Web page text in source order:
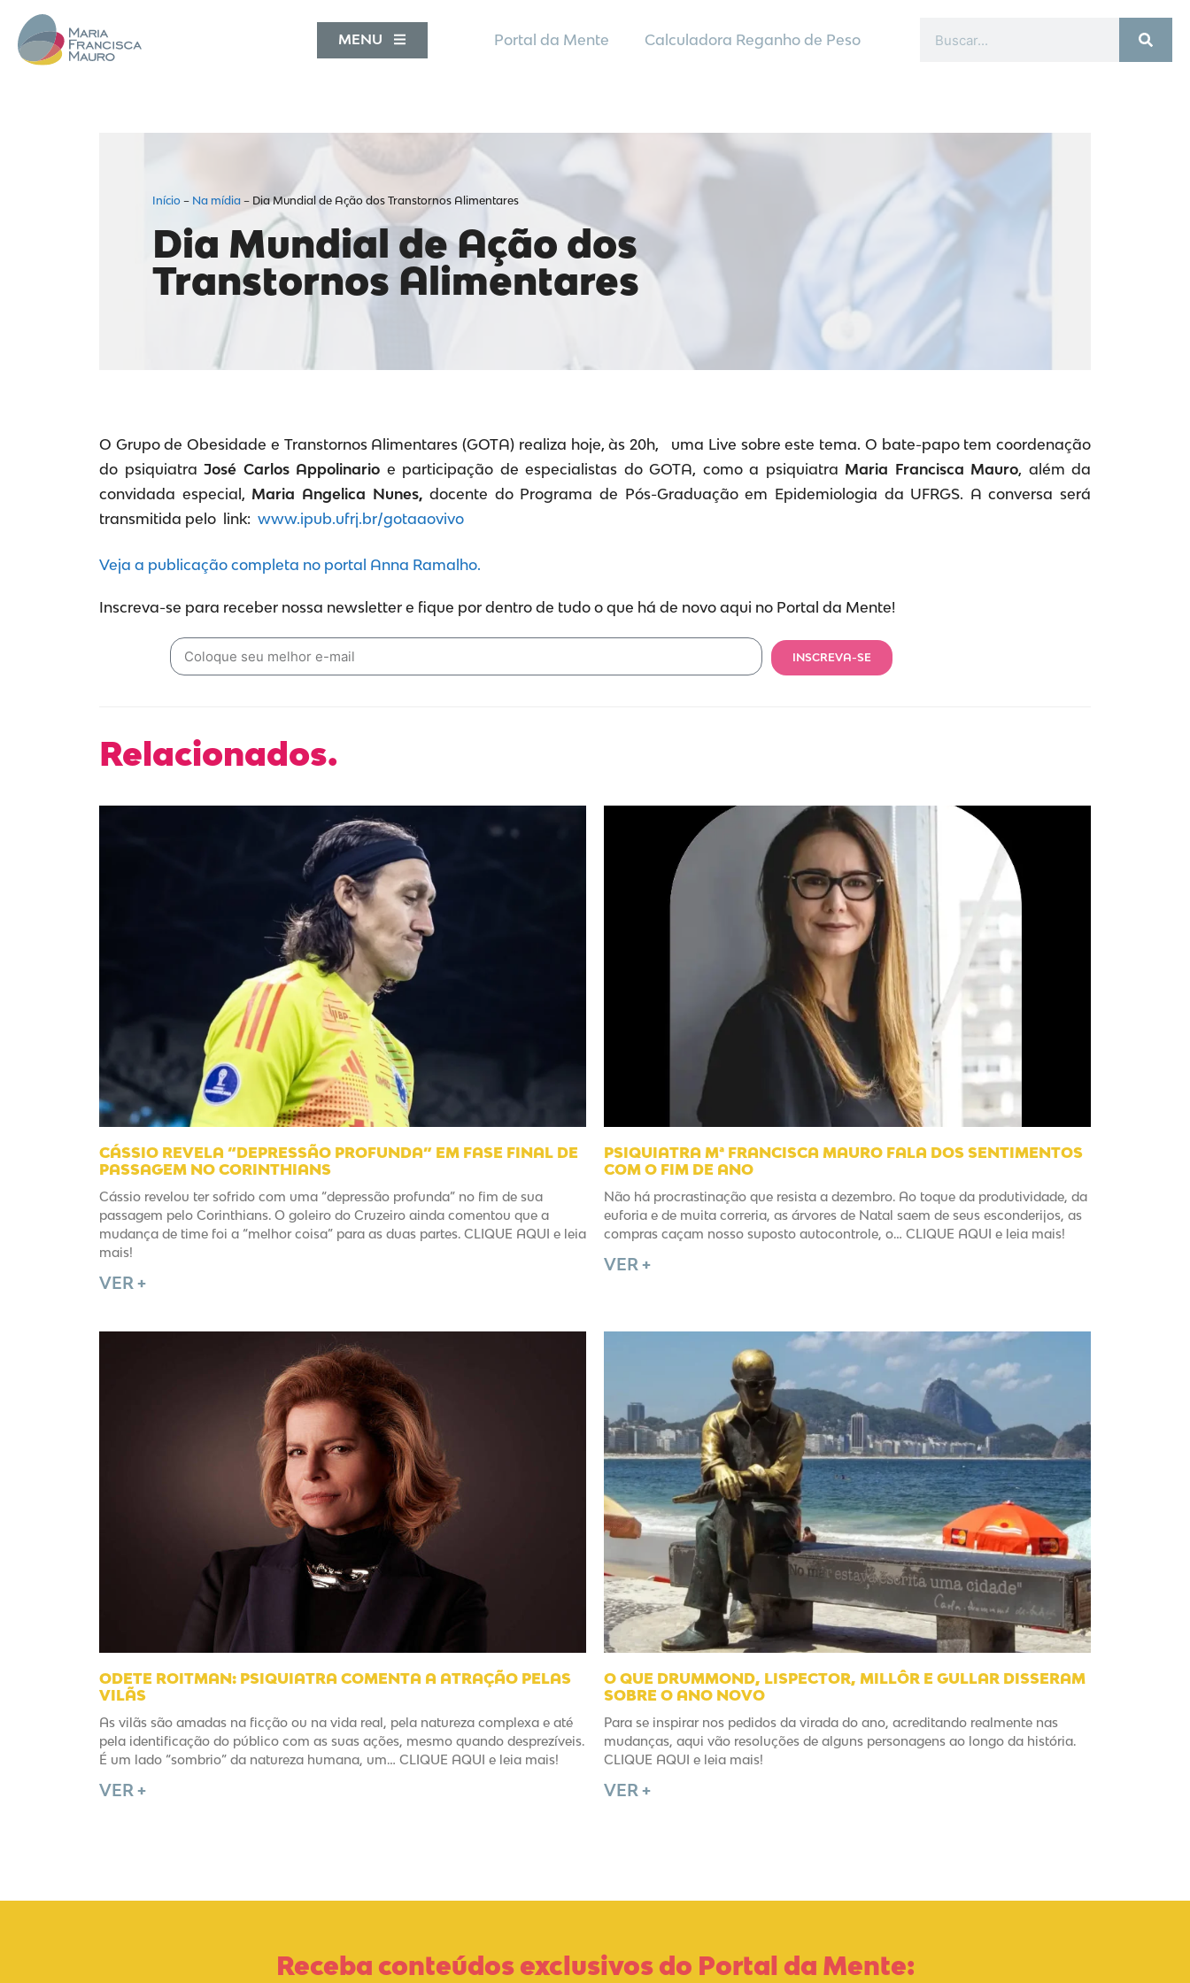
MENU Portal da Mente Calculadora Reganho de Peso
Início – Na mídia – Dia Mundial de Ação dos Transtornos Alimentares
Dia Mundial de Ação dos
Transtornos Alimentares
O Grupo de Obesidade e Transtornos Alimentares (GOTA) realiza hoje, às 20h, uma Live sobre este tema. O bate-papo tem coordenação
do psiquiatra José Carlos Appolinario e participação de especialistas do GOTA, como a psiquiatra Maria Francisca Mauro, além da
convidada especial, Maria Angelica Nunes, docente do Programa de Pós-Graduação em Epidemiologia da UFRGS. A conversa será
transmitida pelo link: www.ipub.ufrj.br/gotaaovivo
Veja a publicação completa no portal Anna Ramalho.
Inscreva-se para receber nossa newsletter e fique por dentro de tudo o que há de novo aqui no Portal da Mente!
INSCREVA-SE
Relacionados.
CÁSSIO REVELA “DEPRESSÃO PROFUNDA” EM FASE FINAL DE
PASSAGEM NO CORINTHIANS
Cássio revelou ter sofrido com uma “depressão profunda” no fim de sua
passagem pelo Corinthians. O goleiro do Cruzeiro ainda comentou que a
mudança de time foi a “melhor coisa” para as duas partes. CLIQUE AQUI e leia
mais!
VER +
PSIQUIATRA Mª FRANCISCA MAURO FALA DOS SENTIMENTOS
COM O FIM DE ANO
Não há procrastinação que resista a dezembro. Ao toque da produtividade, da
euforia e de muita correria, as árvores de Natal saem de seus esconderijos, as
compras caçam nosso suposto autocontrole, o… CLIQUE AQUI e leia mais!
VER +
ODETE ROITMAN: PSIQUIATRA COMENTA A ATRAÇÃO PELAS
VILÃS
As vilãs são amadas na ficção ou na vida real, pela natureza complexa e até
pela identificação do público com as suas ações, mesmo quando desprezíveis.
É um lado “sombrio” da natureza humana, um… CLIQUE AQUI e leia mais!
VER +
O QUE DRUMMOND, LISPECTOR, MILLÔR E GULLAR DISSERAM
SOBRE O ANO NOVO
Para se inspirar nos pedidos da virada do ano, acreditando realmente nas
mudanças, aqui vão resoluções de alguns personagens ao longo da história.
CLIQUE AQUI e leia mais!
VER +
Receba conteúdos exclusivos do Portal da Mente: